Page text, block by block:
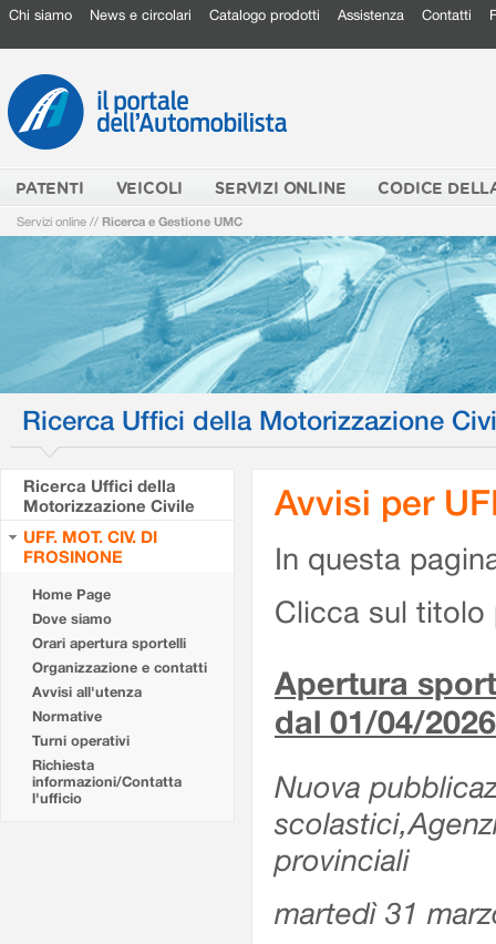
Chi siamo News e circolari Catalogo prodotti Assistenza Contatti
PATENTI VEICOLI SERVIZI ONLINE CODICE
Servizi online // Ricerca e Gestione UMC
Ricerca Uffici della Motorizzazione
Ricerca Uffici della
Motorizzazione Civile
UFF. MOT. CIV. DI
FROSINONE
Home Page
Dove siamo
Orari apertura sportelli
Organizzazione e contatti
Avvisi all'utenza
Normative
Turni operativi
Richiesta
informazioni/Contatta
l'ufficio
Avvisi per
In questa
Clicca sul titolo
Apertura
dal 01/04/2026
Nuova
provinciali
martedì 31